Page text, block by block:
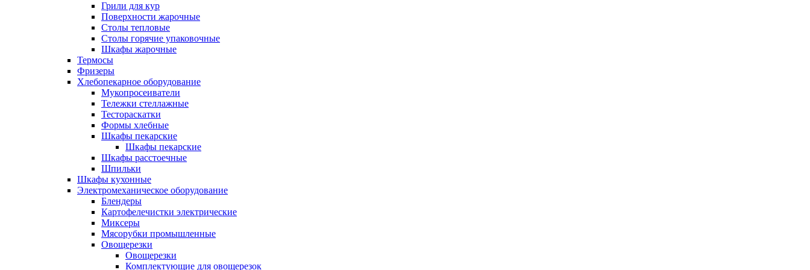
Грили для кур
Поверхности жарочные
Столы тепловые
Столы горячие упаковочные
Шкафы жарочные
Термосы
Фризеры
Хлебопекарное оборудование
Мукопросеиватели
Тележки стеллажные
Тестораскатки
Формы хлебные
Шкафы пекарские
Шкафы пекарские
Шкафы расстоечные
Шпильки
Шкафы кухонные
Электромеханическое оборудование
Блендеры
Картофелечистки электрические
Миксеры
Мясорубки промышленные
Овощерезки
Овощерезки
Комплектующие для овощерезок